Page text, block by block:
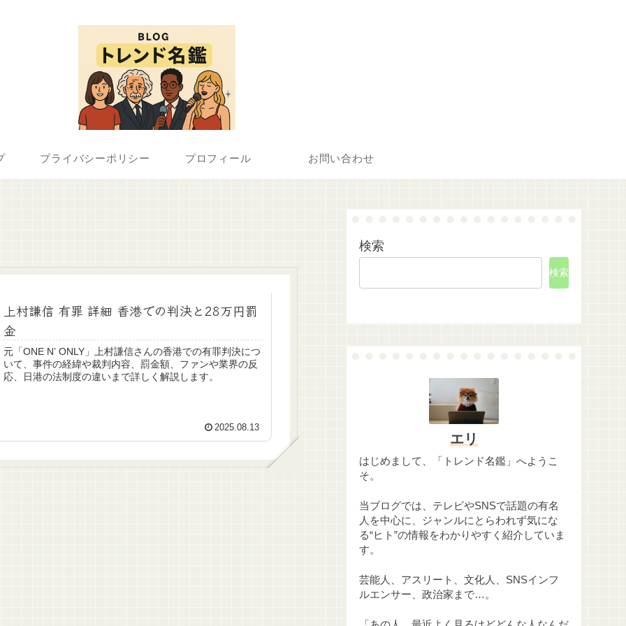
プライバシーポリシー プロフィール お問い合わせ
上村謙信 有罪 詳細 香港での判決と28万円罰
金
元「ONE N’ ONLY」上村謙信さんの香港での有罪判決につ
いて、事件の経緯や裁判内容、罰金額、ファンや業界の反
応、日港の法制度の違いまで詳しく解説します。
2025.08.13
検索
検索
エリ
はじめまして、「トレンド名鑑」へようこ
そ。
当ブログでは、テレビやSNSで話題の有名
人を中心に、ジャンルにとらわれず気にな
る“ヒト”の情報をわかりやすく紹介していま
す。
芸能人、アスリート、文化人、SNSインフ
ルエンサー、政治家まで…。